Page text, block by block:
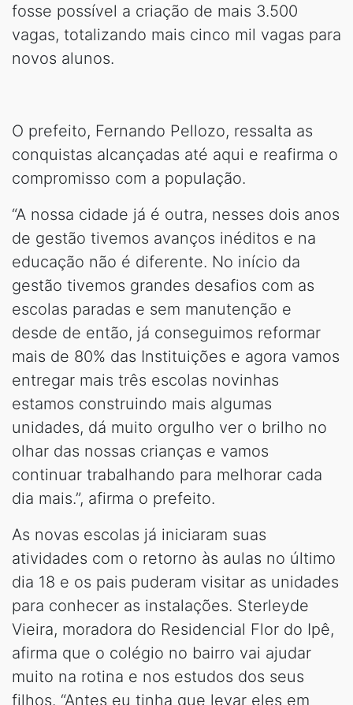
fosse possível a criação de mais 3.500
vagas, totalizando mais cinco mil vagas para
novos alunos.
O prefeito, Fernando Pellozo, ressalta as
conquistas alcançadas até aqui e reafirma o
compromisso com a população.
“A nossa cidade já é outra, nesses dois anos
de gestão tivemos avanços inéditos e na
educação não é diferente. No início da
gestão tivemos grandes desafios com as
escolas paradas e sem manutenção e
desde de então, já conseguimos reformar
mais de 80% das Instituições e agora vamos
entregar mais três escolas novinhas
estamos construindo mais algumas
unidades, dá muito orgulho ver o brilho no
olhar das nossas crianças e vamos
continuar trabalhando para melhorar cada
dia mais.”, afirma o prefeito.
As novas escolas já iniciaram suas
atividades com o retorno às aulas no último
dia 18 e os pais puderam visitar as unidades
para conhecer as instalações. Sterleyde
Vieira, moradora do Residencial Flor do Ipê,
afirma que o colégio no bairro vai ajudar
muito na rotina e nos estudos dos seus
filhos. “Antes eu tinha que levar eles em